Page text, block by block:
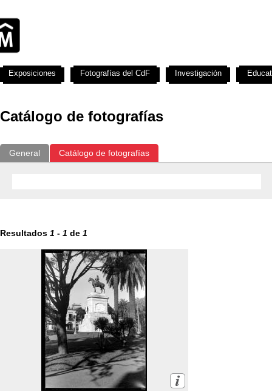
Catálogo de fotografías
General Catálogo de fotografías
Resultados 1 - 1 de 1
Exposiciones Fotografías del CdF Investigación